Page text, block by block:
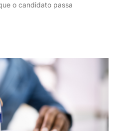
o candidato passa